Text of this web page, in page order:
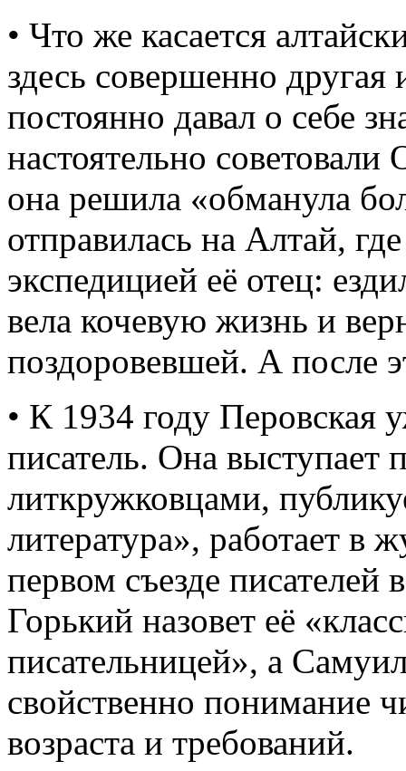
• Что же касается
здесь совершенно
постоянно давал о себе
настоятельно
она решила «обманула
отправилась на Алтай,
экспедицией её отец:
вела кочевую жизнь и
поздоровевшей. А после
• К 1934 году Перовская
писатель. Она выступает
литкружковцами,
литература», работает в
первом съезде писателей
Горький назовет её
писательницей», а
свойственно понимание
возраста и требований.